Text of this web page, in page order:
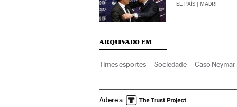
EL PAÍS | MADRI
ARQUIVADO EM
Times esportes Sociedade Caso Neymar
Jogadores Delitos fiscais
Adere a